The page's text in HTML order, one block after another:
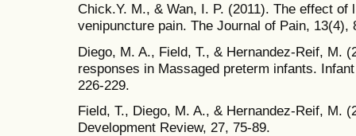
Chick.Y. M., & Wan, I. P. (2011). The effect of
venipuncture pain. The Journal of Pain, 13(4),
Diego, M. A., Field, T., & Hernandez-Reif, M.
responses in Massaged preterm infants.
226-229.
Field, T., Diego, M. A., & Hernandez-Reif, M.
Development Review, 27, 75-89.